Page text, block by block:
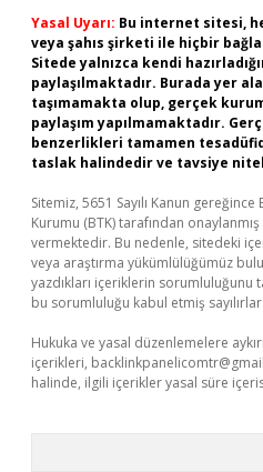
Yasal Uyarı: Bu internet sitesi,
veya şahıs şirketi ile hiçbir
Sitede yalnızca kendi
paylaşılmaktadır. Burada yer
taşımamakta olup, gerçek
paylaşım yapılmamaktadır.
benzerlikleri tamamen
taslak halindedir ve tavsiye
Sitemiz, 5651 Sayılı Kanun
Kurumu (BTK) tarafından
vermektedir. Bu nedenle, sitedeki
veya araştırma yükümlülüğümüz
yazdıkları içeriklerin sorumluluğunu
bu sorumluluğu kabul etmiş sayılırlar.
Hukuka ve yasal düzenlemelere
içerikleri,
halinde, ilgili içerikler yasal süre